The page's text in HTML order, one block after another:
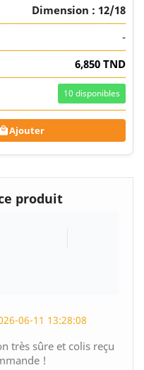
Dimension : 12/18
-
6,850 TND
10 disponibles
Ajouter
produit
06-11 13:28:08
très sûre et colis reçu
!